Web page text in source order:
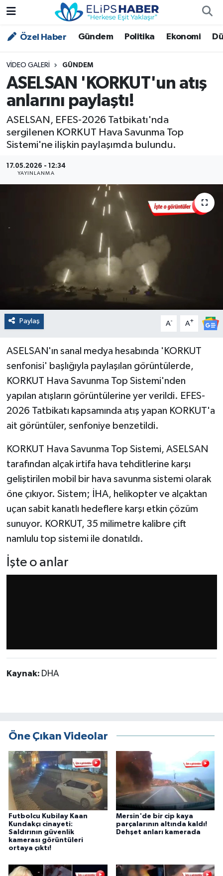
Özel Haber Gündem Politika Ekonomi
VIDEO GALERI GÜNDEM
ASELSAN 'KORKUT'un atış
anlarını paylaştı!
ASELSAN, EFES-2026 Tatbikatı'nda
sergilenen KORKUT Hava Savunma Top
Sistemi'ne ilişkin paylaşımda bulundu.
17.05.2026 - 12:34
YAYINLANMA
Paylaş A- A+
ASELSAN'ın sanal medya hesabında 'KORKUT
senfonisi' başlığıyla paylaşılan görüntülerde,
KORKUT Hava Savunma Top Sistemi'nden
yapılan atışların görüntülerine yer verildi. EFES-
2026 Tatbikatı kapsamında atış yapan KORKUT'a
ait görüntüler, senfoniye benzetildi.
KORKUT Hava Savunma Top Sistemi, ASELSAN
tarafından alçak irtifa hava tehditlerine karşı
geliştirilen mobil bir hava savunma sistemi olarak
öne çıkıyor. Sistem; İHA, helikopter ve alçaktan
uçan sabit kanatlı hedeflere karşı etkin çözüm
sunuyor. KORKUT, 35 milimetre kalibre çift
namlulu top sistemi ile donatıldı.
İşte o anlar
Kaynak: DHA
Öne Çıkan Videolar
Futbolcu Kubilay Kaan
Kundakçı cinayeti:
Saldırının güvenlik
kamerası görüntüleri
ortaya çıktı!
Mersin'de bir cip kaya
parçalarının altında kaldı!
Dehşet anları kamerada
Özel Haber
Akademi
Asayiş
Çevre - İklim
Dünya
Sağlık
Spor
Yaşam
Kadın
Yurt
2024 Seçim Sonuçları
Nöbetçi Eczaneler
Hava Durumu
Trafik Durumu
Tüm Manşetler
Son Dakika Haberleri